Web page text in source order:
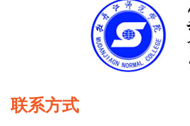
联系方式